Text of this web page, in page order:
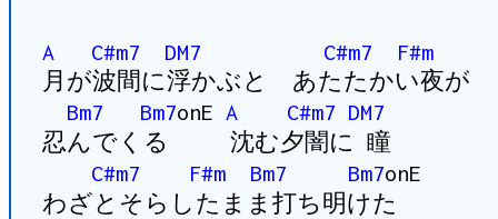
A C#m7 DM7 C#m7
F#m
月が波間に浮かぶと あたたかい夜が
Bm7
Bm7onE A C#m7 DM7
忍んでくる 沈む夕闇に 瞳
C#m7
F#m Bm7 Bm7onE
わざとそらしたまま打ち明けた